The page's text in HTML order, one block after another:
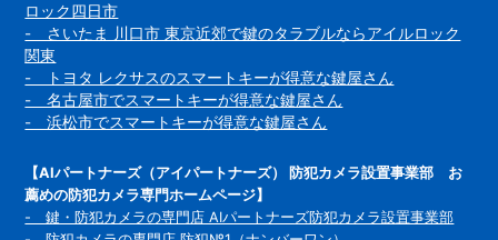
ロック四日市
- さいたま 川口市 東京近郊で鍵のタラブルならアイルロック
関東
- トヨタ レクサスのスマートキーが得意な鍵屋さん
- 名古屋市でスマートキーが得意な鍵屋さん
- 浜松市でスマートキーが得意な鍵屋さん
【AIパートナーズ（アイパートナーズ） 防犯カメラ設置事業部 お
薦めの防犯カメラ専門ホームページ】
- 鍵・防犯カメラの専門店 AIパートナーズ防犯カメラ設置事業部